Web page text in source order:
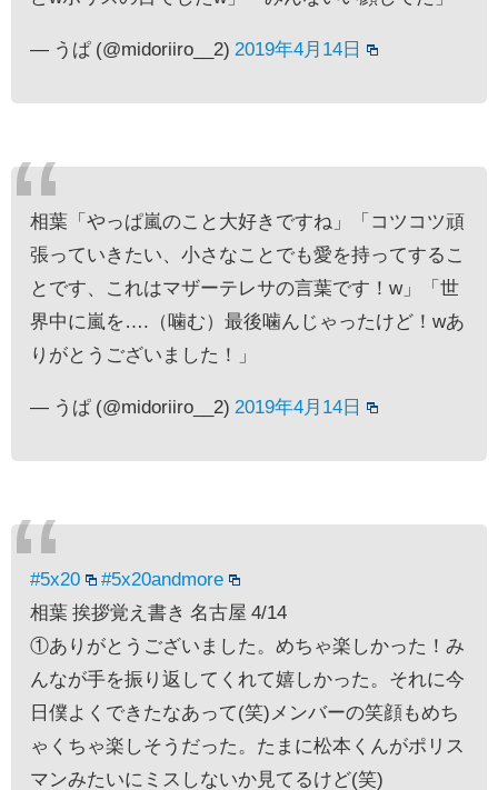
— うぱ (@midoriiro__2) 2019年4月14日
相葉「やっぱ嵐のこと大好きですね」「コツコツ頑
張っていきたい、小さなことでも愛を持ってするこ
とです、これはマザーテレサの言葉です！w」「世
界中に嵐を….（噛む）最後噛んじゃったけど！wあ
りがとうございました！」
— うぱ (@midoriiro__2) 2019年4月14日
#5x20
#5x20andmore
相葉 挨拶覚え書き 名古屋 4/14
①ありがとうございました。めちゃ楽しかった！み
んなが手を振り返してくれて嬉しかった。それに今
日僕よくできたなあって(笑)メンバーの笑顔もめち
ゃくちゃ楽しそうだった。たまに松本くんがポリス
マンみたいにミスしないか見てるけど(笑)